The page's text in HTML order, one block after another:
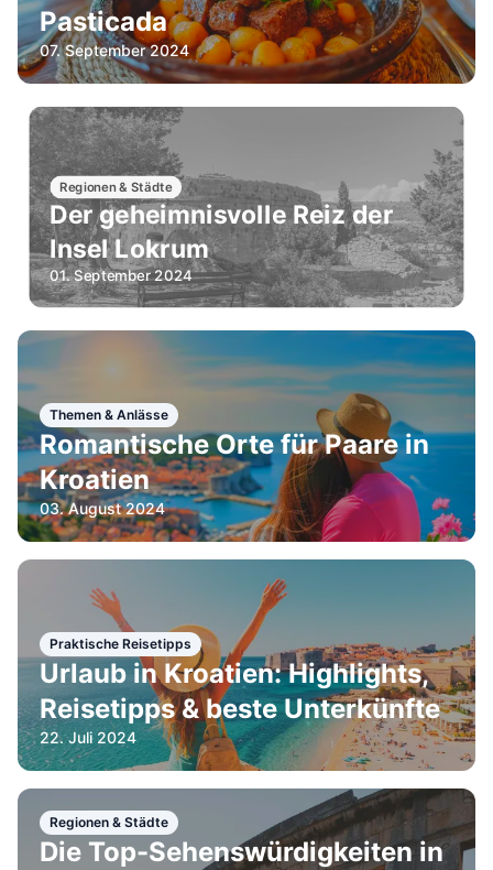
Pasticada
07. September 2024
Regionen & Städte
Der geheimnisvolle Reiz der
Insel Lokrum
01. September 2024
Themen & Anlässe
Romantische Orte für Paare in
Kroatien
03. August 2024
Praktische Reisetipps
Urlaub in Kroatien: Highlights,
Reisetipps & beste Unterkünfte
22. Juli 2024
Regionen & Städte
Die Top-Sehenswürdigkeiten in